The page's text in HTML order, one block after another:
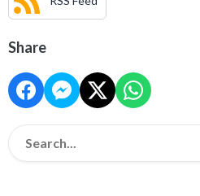
Share